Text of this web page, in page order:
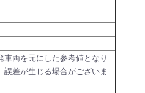
両を元にした参考値となり
差が生じる場合がございま